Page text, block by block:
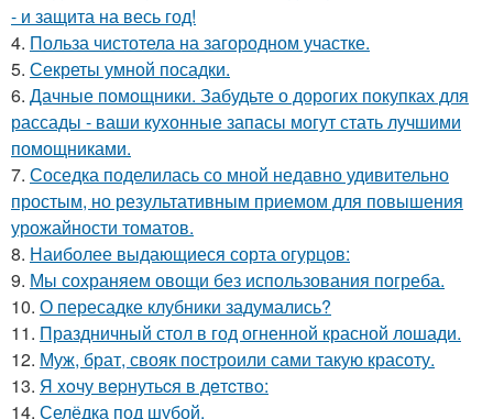
- и защита на весь год!
4. Польза чистотела на загородном участке.
5. Секреты умной посадки.
6. Дачные помощники. Забудьте о дорогих покупках для
рассады - ваши кухонные запасы могут стать лучшими
помощниками.
7. Соседка поделилась со мной недавно удивительно
простым, но результативным приемом для повышения
урожайности томатов.
8. Наиболее выдающиеся сорта огурцов:
9. Мы сохраняем овощи без использования погреба.
10. О пересадке клубники задумались?
11. Праздничный стол в год огненной красной лошади.
12. Муж, брат, свояк построили сами такую красоту.
13. Я xoчу вepнутьcя в дeтcтвo:
14. Селёдка под шубой.